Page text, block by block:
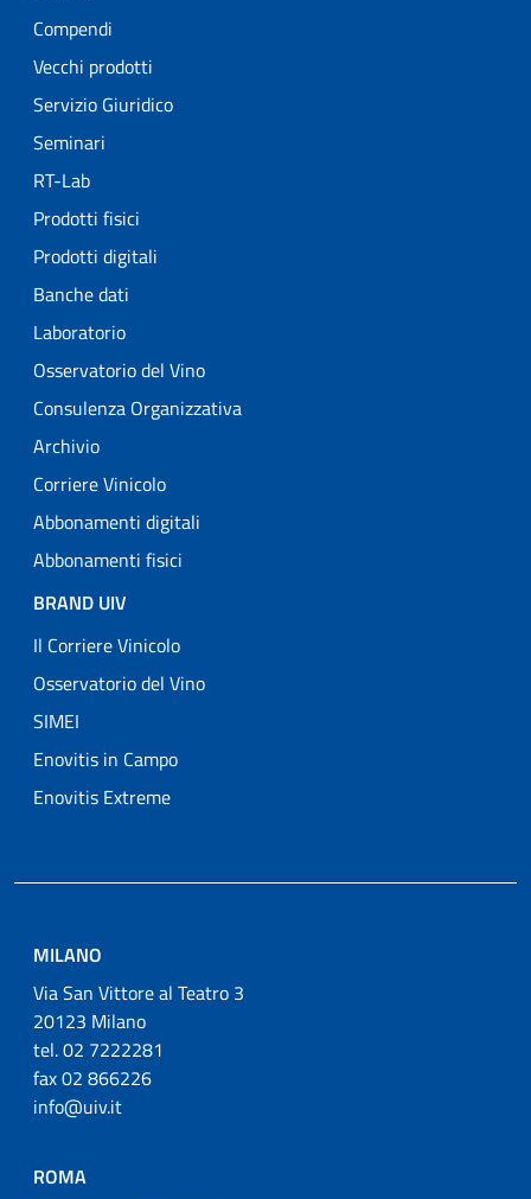
Compendi
Vecchi prodotti
Servizio Giuridico
Seminari
RT-Lab
Prodotti fisici
Prodotti digitali
Banche dati
Laboratorio
Osservatorio del Vino
Consulenza Organizzativa
Archivio
Corriere Vinicolo
Abbonamenti digitali
Abbonamenti fisici
BRAND UIV
Il Corriere Vinicolo
Osservatorio del Vino
SIMEI
Enovitis in Campo
Enovitis Extreme
MILANO
Via San Vittore al Teatro 3
20123 Milano
tel. 02 7222281
fax 02 866226
info@uiv.it
ROMA